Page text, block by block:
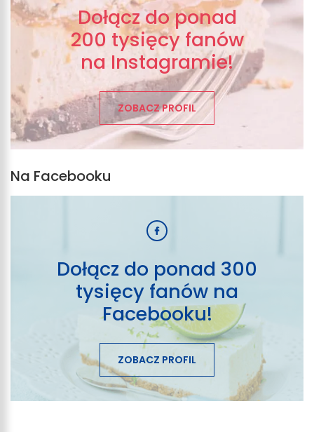
Dołącz do ponad
200 tysięcy fanów
na Instagramie!
ZOBACZ PROFIL
Na Facebooku
Dołącz do ponad 300
tysięcy fanów na
Facebooku!
ZOBACZ PROFIL